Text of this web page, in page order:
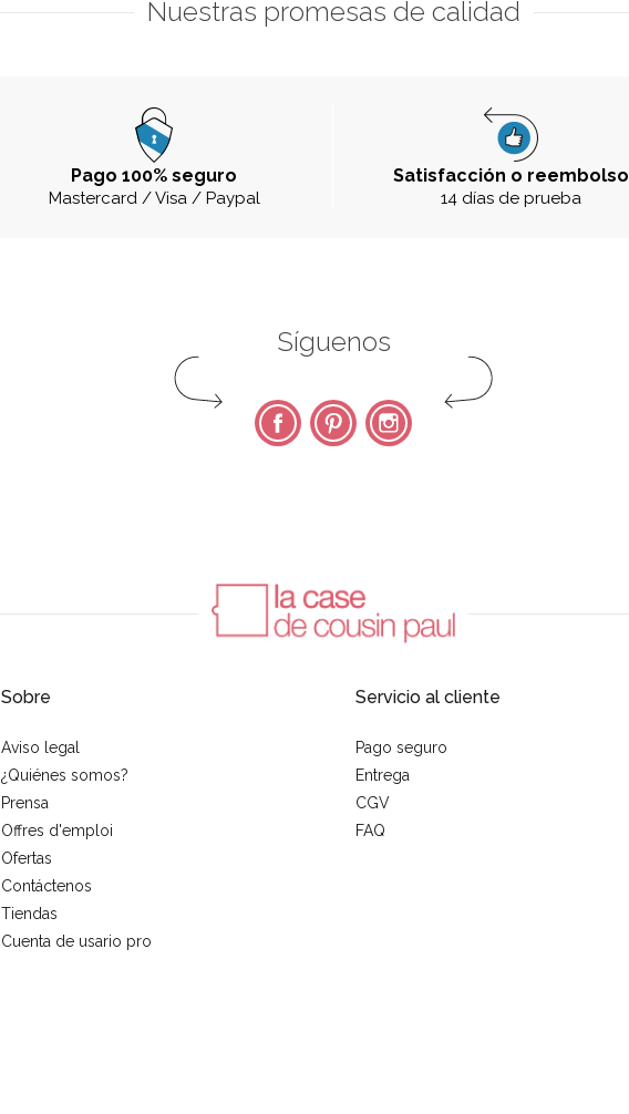
Nuestras promesas de calidad
Pago 100% seguro
Mastercard / Visa / Paypal
Satisfacción o reembolso
14 días de prueba
Síguenos
FacebookPinterest Instagram
Sobre
Aviso legal
¿Quiénes somos?
Prensa
Offres d'emploi
Ofertas
Contáctenos
Tiendas
Cuenta de usario pro
Servicio al cliente
Pago seguro
Entrega
CGV
FAQ